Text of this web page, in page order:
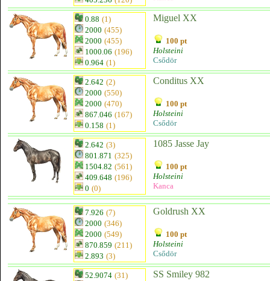
0.88 (1)
2000 (455)
2000 (455)
1000.06 (196)
0.964 (1)
Miguel XX
100 pt
Holsteini
Csődör
2.642 (2)
2000 (550)
2000 (470)
867.046 (167)
0.158 (1)
Conditus XX
100 pt
Holsteini
Csődör
2.642 (3)
801.871 (325)
1504.82 (561)
409.648 (196)
0 (0)
1085 Jasse Jay
100 pt
Holsteini
Kanca
7.926 (7)
2000 (346)
2000 (549)
870.859 (211)
2.893 (3)
Goldrush XX
100 pt
Holsteini
Csődör
52.9074 (31)
SS Smiley 982